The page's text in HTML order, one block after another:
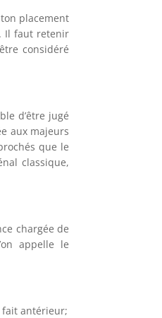
placement
Il faut retenir
considéré
d’être jugé
aux majeurs
que le
classique,
chargée de
appelle le
fait antérieur;